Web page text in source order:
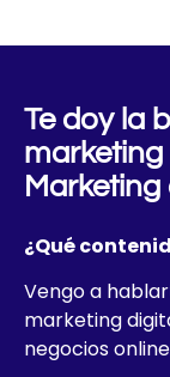
Te doy la
marketing
Marketing
¿Qué
Vengo a
marketing
negocios